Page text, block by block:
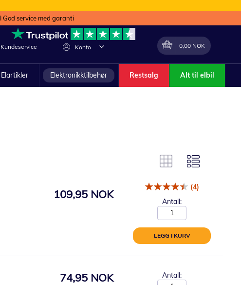
God service med garanti
Konto Endring
Min handlekurv
0,00 NOK
Kundeservice
Elartikler Elektronikktilbehør Restsalg Alt til elbil
109,95 NOK
(4)
Antall:
LEGG I KURV
74,95 NOK Antall: